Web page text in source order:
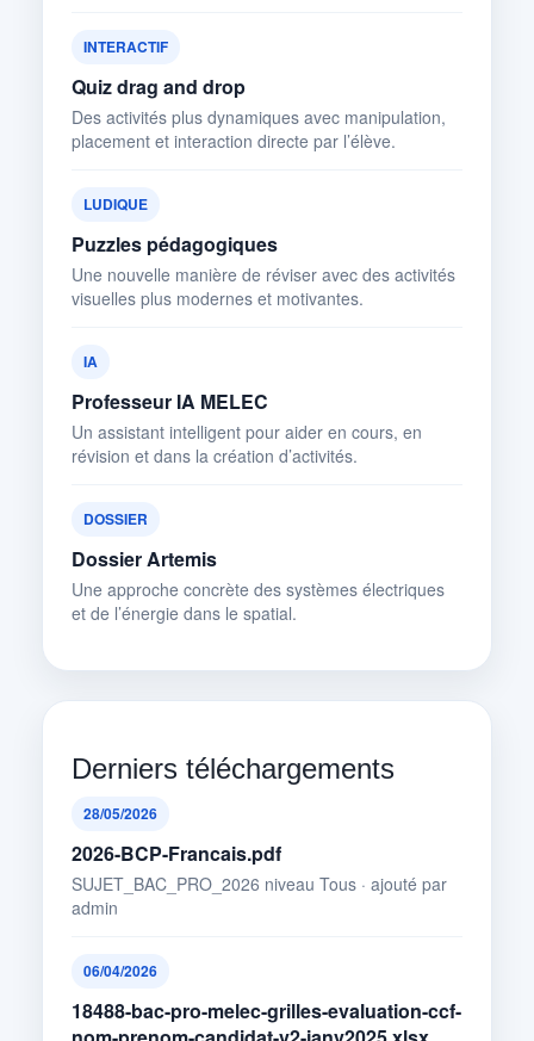
INTERACTIF
Quiz drag and drop
Des activités plus dynamiques avec manipulation,
placement et interaction directe par l’élève.
LUDIQUE
Puzzles pédagogiques
Une nouvelle manière de réviser avec des activités
visuelles plus modernes et motivantes.
IA
Professeur IA MELEC
Un assistant intelligent pour aider en cours, en
révision et dans la création d’activités.
DOSSIER
Dossier Artemis
Une approche concrète des systèmes électriques
et de l’énergie dans le spatial.
Derniers téléchargements
28/05/2026
2026-BCP-Francais.pdf
SUJET_BAC_PRO_2026 niveau Tous · ajouté par
admin
06/04/2026
18488-bac-pro-melec-grilles-evaluation-ccf-